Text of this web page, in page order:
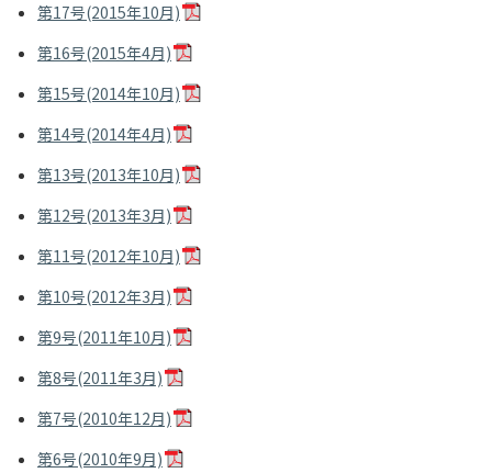
第17号(2015年10月)
第16号(2015年4月)
第15号(2014年10月)
第14号(2014年4月)
第13号(2013年10月)
第12号(2013年3月)
第11号(2012年10月)
第10号(2012年3月)
第9号(2011年10月)
第8号(2011年3月)
第7号(2010年12月)
第6号(2010年9月)